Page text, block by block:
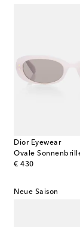
Dior Eyewear
€ 430
original price
Neue Saison